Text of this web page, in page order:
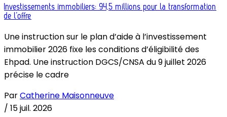
Investissements immobiliers: 94,5 millions pour la transformation
de l’offre
Une instruction sur le plan d’aide à l’investissement
immobilier 2026 fixe les conditions d’éligibilité des
Ehpad. Une instruction DGCS/CNSA du 9 juillet 2026
précise le cadre
ParCatherine Maisonneuve
/ 15 juil. 2026